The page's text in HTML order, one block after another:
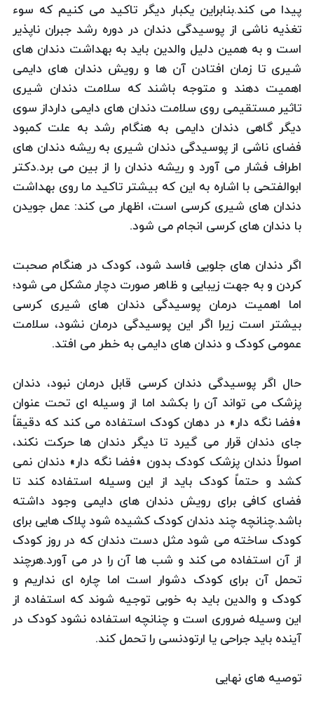
پیدا می کند.بنابراین یکبار دیگر تاکید می کنیم که سوء
تغذیه ناشی از پوسیدگی دندان در دوره رشد جبران ناپذیر
است و به همین دلیل والدین باید به بهداشت دندان های
شیری تا زمان افتادن آن ها و رویش دندان های دایمی
اهمیت دهند و متوجه باشند که سلامت دندان شیری
تاثیر مستقیمی روی سلامت دندان های دایمی دارداز سوی
دیگر گاهی دندان دایمی به هنگام رشد به علت کمبود
فضای ناشی از پوسیدگی دندان شیری به ریشه دندان های
اطراف فشار می آورد و ریشه دندان را از بین می برد.دکتر
ابوالفتحی با اشاره به این که بیشتر تاکید ما روی بهداشت
دندان های شیری کرسی است، اظهار می کند: عمل جویدن
با دندان های کرسی انجام می شود.
اگر دندان های جلویی فاسد شود، کودک در هنگام صحبت
کردن و به جهت زیبایی و ظاهر صورت دچار مشکل می شود؛
اما اهمیت درمان پوسیدگی دندان های شیری کرسی
بیشتر است زیرا اگر این پوسیدگی درمان نشود، سلامت
عمومی کودک و دندان های دایمی به خطر می افتد.
حال اگر پوسیدگی دندان کرسی قابل درمان نبود، دندان
پزشک می تواند آن را بکشد اما از وسیله ای تحت عنوان
«فضا نگه دار» در دهان کودک استفاده می کند که دقیقاً
جای دندان قرار می گیرد تا دیگر دندان ها حرکت نکند،
اصولاً دندان پزشک کودک بدون «فضا نگه دار» دندان نمی
کشد و حتماً کودک باید از این وسیله استفاده کند تا
فضای کافی برای رویش دندان های دایمی وجود داشته
باشد.چنانچه چند دندان کودک کشیده شود پلاک هایی برای
کودک ساخته می شود مثل دست دندان که در روز کودک
از آن استفاده می کند و شب ها آن را در می آورد.هرچند
تحمل آن برای کودک دشوار است اما چاره ای نداریم و
کودک و والدین باید به خوبی توجیه شوند که استفاده از
این وسیله ضروری است و چنانچه استفاده نشود کودک در
آینده باید جراحی یا ارتودنسی را تحمل کند.
توصیه های نهایی